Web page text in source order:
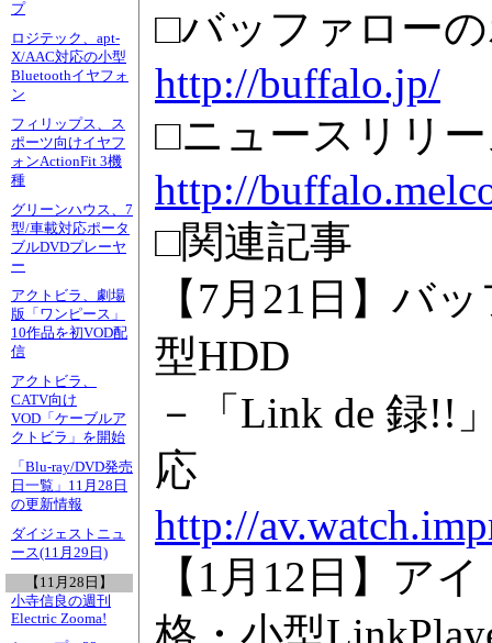
プ
ロジテック、apt-
X/AAC対応の小型
Bluetoothイヤフォ
ン
フィリップス、ス
ポーツ向けイヤフ
ォンActionFit 3機
種
グリーンハウス、7
型/車載対応ポータ
ブルDVDプレーヤ
ー
アクトビラ、劇場
版「ワンピース」
10作品を初VOD配
信
アクトビラ、
CATV向け
VOD「ケーブルア
クトビラ」を開始
「Blu-ray/DVD発売
日一覧」11月28日
の更新情報
ダイジェストニュ
ース(11月29日)
【11月28日】
小寺信良の週刊
Electric Zooma!
□バッファロー
http://buffalo.jp/
□ニュースリリ
http://
□関連記事
【7月21日】バ
型HDD
－「Link de 録!!
応
http://
【1月12日】ア